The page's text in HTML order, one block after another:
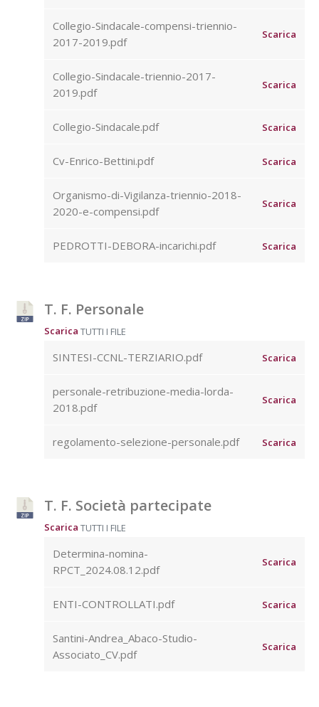
Collegio-Sindacale-compensi-triennio-
2017-2019.pdf
Scarica
Collegio-Sindacale-triennio-2017-
2019.pdf
Scarica
Collegio-Sindacale.pdf Scarica
Cv-Enrico-Bettini.pdf Scarica
Organismo-di-Vigilanza-triennio-2018-
2020-e-compensi.pdf
Scarica
PEDROTTI-DEBORA-incarichi.pdf Scarica
T. F. Personale
Scarica TUTTI I FILE
SINTESI-CCNL-TERZIARIO.pdf Scarica
personale-retribuzione-media-lorda-
2018.pdf
Scarica
regolamento-selezione-personale.pdf Scarica
T. F. Società partecipate
Scarica TUTTI I FILE
Determina-nomina-
RPCT_2024.08.12.pdf
Scarica
ENTI-CONTROLLATI.pdf Scarica
Santini-Andrea_Abaco-Studio-
Associato_CV.pdf
Scarica